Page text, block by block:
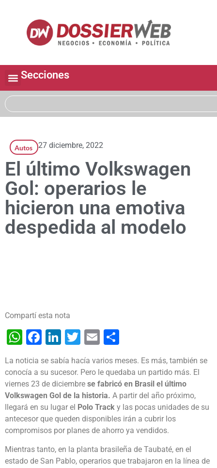
Secciones
Autos 27 diciembre, 2022
El último Volkswagen
Gol: operarios le
hicieron una emotiva
despedida al modelo
Compartí esta nota
WhatsApp
Facebook
LinkedIn
Twitter
Email
La noticia se sabía hacía varios meses. Es más, también se
conocía a su sucesor. Pero le quedaba un partido más. El
viernes 23 de diciembre se fabricó en Brasil el último
Volkswagen Gol de la historia. A partir del año próximo,
llegará en su lugar el Polo Track y las pocas unidades de su
antecesor que queden disponibles irán a cubrir los
compromisos por planes de ahorro ya vendidos.
Mientras tanto, en la planta brasileña de Taubaté, en el
estado de San Pablo, operarios que trabajaron en la línea de